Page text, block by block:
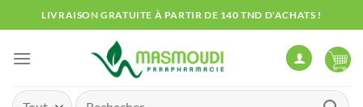
au
contenu
LIVRAISON GRATUITE À PARTIR DE 140 TND D'ACHATS !
Recherche